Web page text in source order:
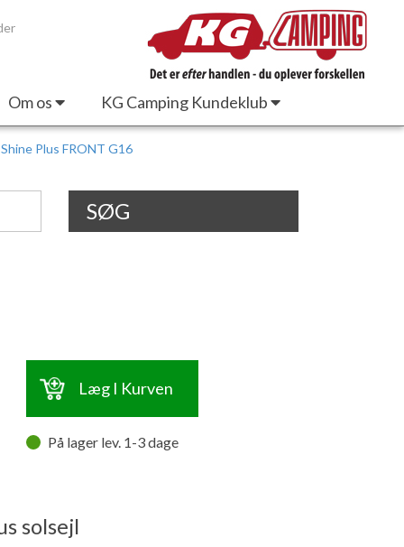
Om os KG Camping Kundeklub
Plus FRONT G16
SØG
Læg I Kurven
På lager lev. 1-3 dage
solsejl